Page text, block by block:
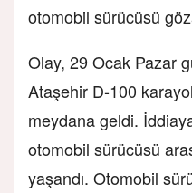
otomobil sürücüsü
Olay, 29 Ocak Pazar
Ataşehir D-100
meydana geldi.
otomobil sürücüsü
yaşandı. Otomobil